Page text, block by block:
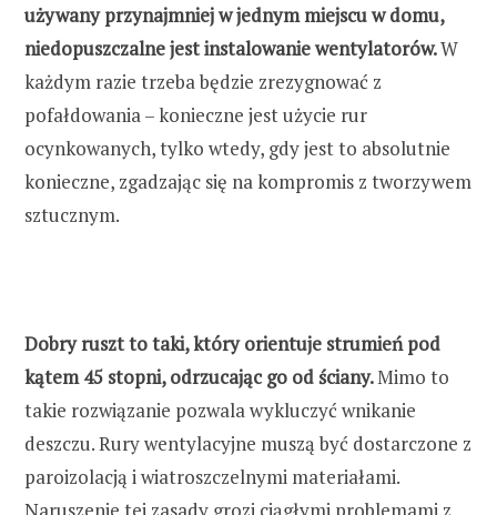
używany przynajmniej w jednym miejscu w domu,
niedopuszczalne jest instalowanie wentylatorów.W
każdym razie trzeba będzie zrezygnować z
pofałdowania – konieczne jest użycie rur
ocynkowanych, tylko wtedy, gdy jest to absolutnie
konieczne, zgadzając się na kompromis z tworzywem
sztucznym.
Dobry ruszt to taki, który orientuje strumień pod
kątem 45 stopni, odrzucając go od ściany.Mimo to
takie rozwiązanie pozwala wykluczyć wnikanie
deszczu. Rury wentylacyjne muszą być dostarczone z
paroizolacją i wiatroszczelnymi materiałami.